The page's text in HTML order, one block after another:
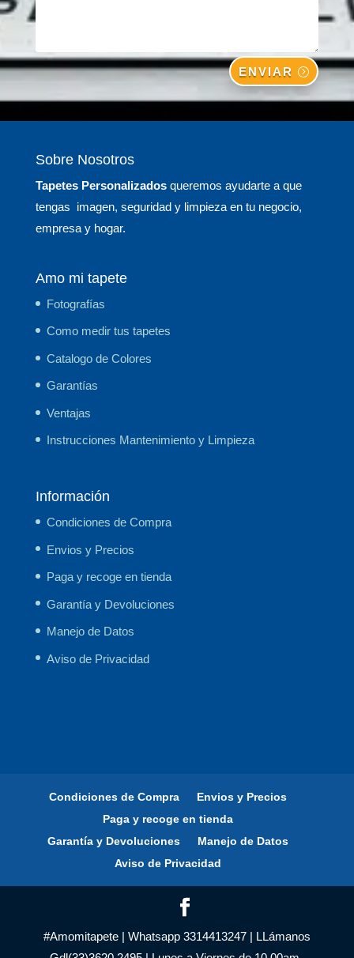
ENVIAR
Sobre Nosotros
Tapetes Personalizadosqueremos ayudarte a que
tengas imagen, seguridad y limpieza en tu negocio,
empresa y hogar.
Amo mi tapete
Fotografías
Como medir tus tapetes
Catalogo de Colores
Garantías
Ventajas
Instrucciones Mantenimiento y Limpieza
Información
Condiciones de Compra
Envios y Precios
Paga y recoge en tienda
Garantía y Devoluciones
Manejo de Datos
Aviso de Privacidad
Condiciones de Compra
Envios y Precios
Paga y recoge en tienda
Garantía y Devoluciones
Manejo de Datos
Aviso de Privacidad
#Amomitapete | Whatsapp 3314413247 | LLámanos